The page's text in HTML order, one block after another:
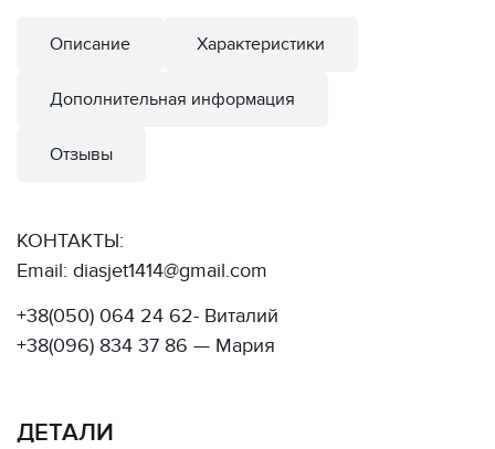
Описание Характеристики
Дополнительная информация
Отзывы
КОНТАКТЫ:
Email: diasjet1414@gmail.com
+38(050) 064 24 62- Виталий
+38(096) 834 37 86 — Мария
ДЕТАЛИ